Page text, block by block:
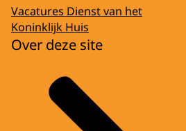
Vacatures Dienst van het
Koninklijk Huis
Over deze site